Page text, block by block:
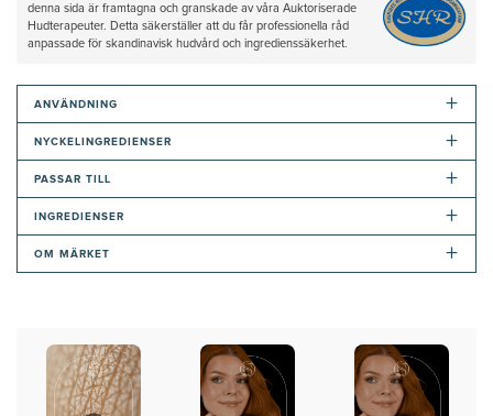
denna sida är framtagna och granskade av våra Auktoriserade
Hudterapeuter. Detta säkerställer att du får professionella råd
anpassade för skandinavisk hudvård och ingredienssäkerhet.
ANVÄNDNING +
NYCKELINGREDIENSER +
PASSAR TILL +
INGREDIENSER +
OM MÄRKET +